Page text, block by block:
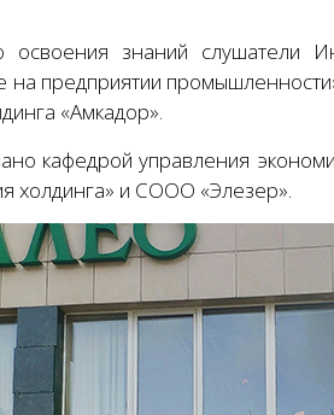
освоения знаний слушатели
на предприятии
«Амкадор».
кафедрой управления
холдинга» и СООО «Элезер».